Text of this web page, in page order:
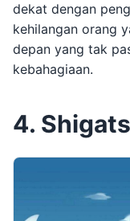
dekat dengan
kehilangan orang
depan yang tak
kebahagiaan.
4.